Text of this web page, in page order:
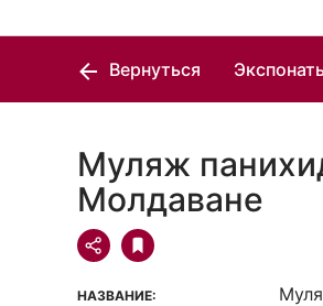
Вернуться
Муляж
Молдаване
НАЗВАНИЕ: